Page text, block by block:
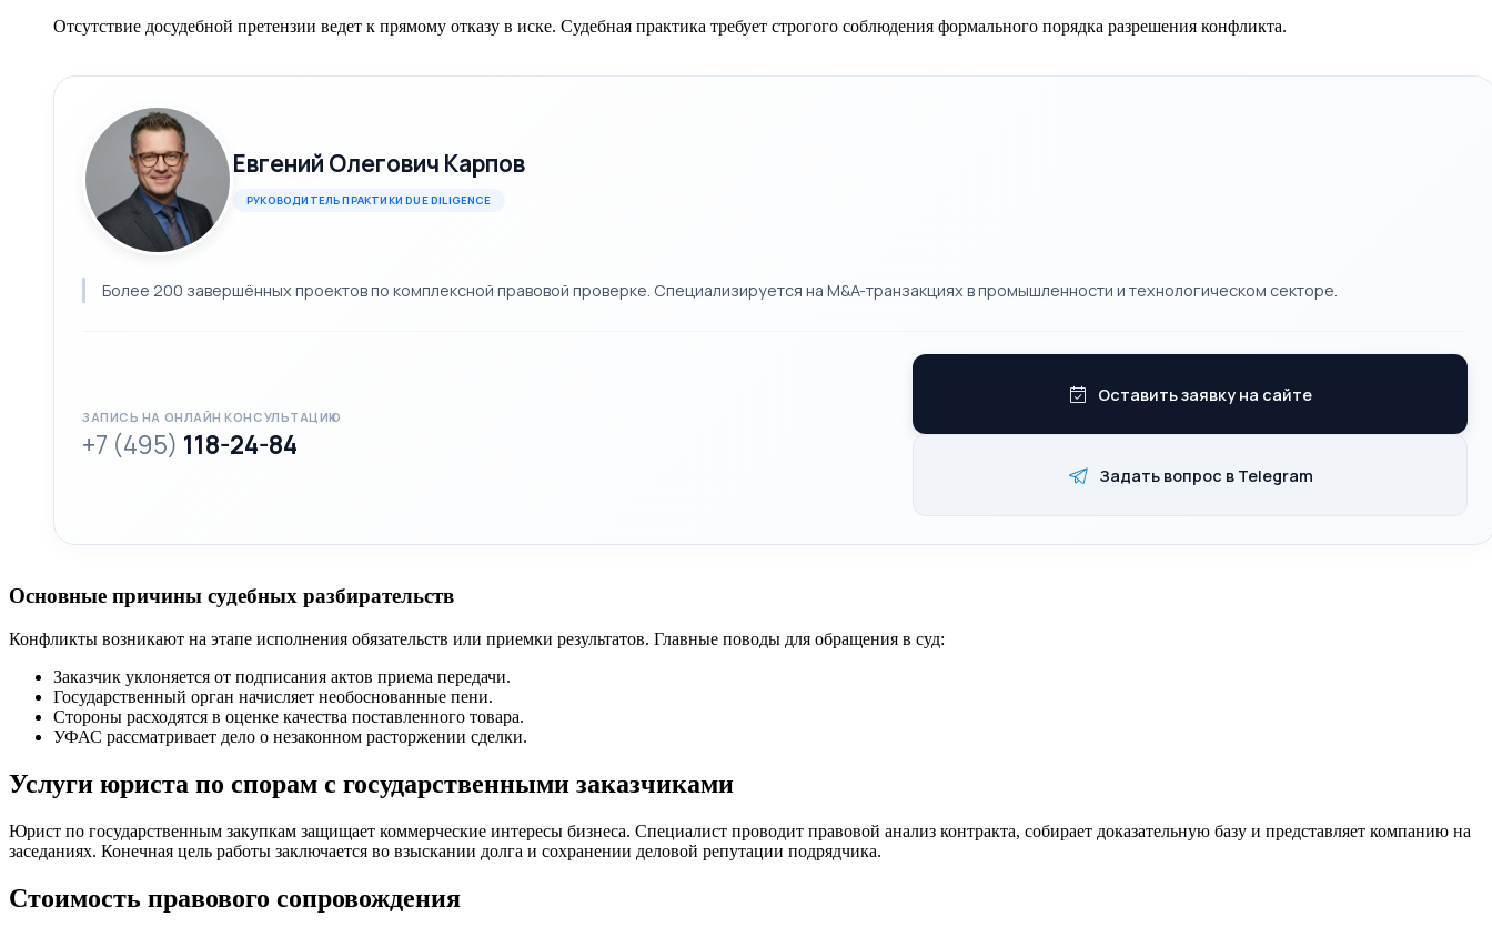
Отсутствие досудебной претензии ведет к прямому отказу в иске. Судебная практика требует строгого соблюдения формального порядка разрешения конфликта.
Евгений Олегович Карпов
РУКОВОДИТЕЛЬ ПРАКТИКИ DUE DILIGENCE
Более 200 завершённых проектов по комплексной правовой проверке. Специализируется на M&A-транзакциях в промышленности и технологическом секторе.
ЗАПИСЬ НА ОНЛАЙН КОНСУЛЬТАЦИЮ
+7 (495) 118-24-84
Оставить заявку на сайте
Задать вопрос в Telegram
Основные причины судебных разбирательств
Конфликты возникают на этапе исполнения обязательств или приемки результатов. Главные поводы для обращения в суд:
Заказчик уклоняется от подписания актов приема передачи.
Государственный орган начисляет необоснованные пени.
Стороны расходятся в оценке качества поставленного товара.
УФАС рассматривает дело о незаконном расторжении сделки.
Услуги юриста по спорам с государственными заказчиками
Юрист по государственным закупкам защищает коммерческие интересы бизнеса. Специалист проводит правовой анализ контракта, собирает доказательную базу и представляет компанию на
заседаниях. Конечная цель работы заключается во взыскании долга и сохранении деловой репутации подрядчика.
Стоимость правового сопровождения